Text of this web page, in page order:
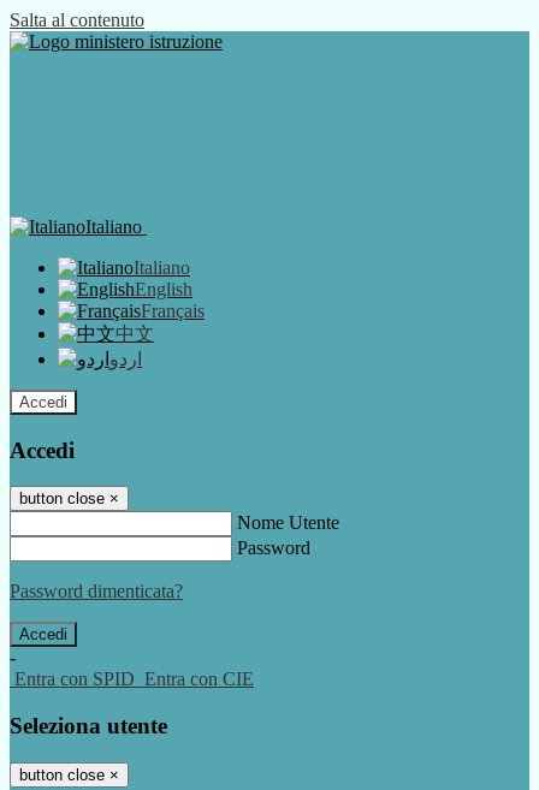
Salta al contenuto
Italiano
Italiano
English
Français
中文
اردو
Accedi
Accedi
button close ×
Nome Utente
Password
Password dimenticata?
-
Entra con SPID Entra con CIE
Seleziona utente
button close ×